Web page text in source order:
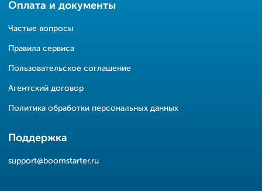
Оплата и документы
Частые вопросы
Правила сервиса
Пользовательское соглашение
Агентский договор
Политика обработки персональных данных
Поддержка
support@boomstarter.ru